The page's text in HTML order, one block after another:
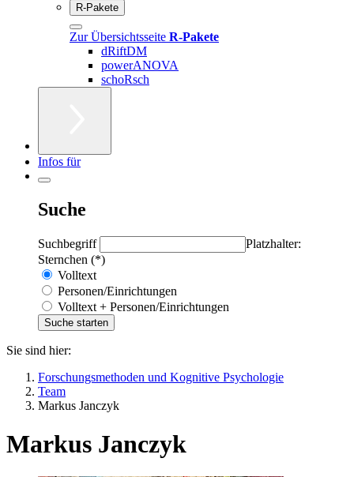
R-Pakete
Zur Übersichtsseite R-Pakete
dRiftDM
powerANOVA
schoRsch
Infos für
Suche
Suchbegriff
Platzhalter:
Sternchen (*)
Volltext
Personen/Einrichtungen
Volltext + Personen/Einrichtungen
Sie sind hier:
Forschungsmethoden und Kognitive Psychologie
Team
Markus Janczyk
Markus Janczyk